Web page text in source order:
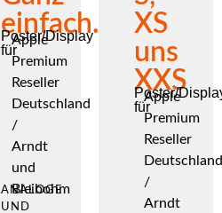
einfach.
Poster/Display
für
Apple
Premium
Reseller
Deutschland
/
Arndt
und
Bleibohm
ANALOGE
UND
XS
uns
XXS
Poster/
für
Apple
Premium
Reseller
/
Arndt